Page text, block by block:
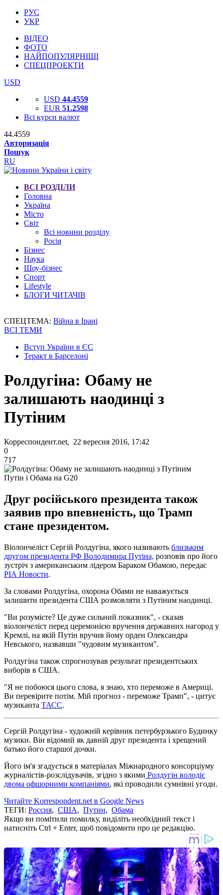
РУС
УКР
ВІДЕО
ФОТО
НАЙПОПУЛЯРНІШІ
СПЕЦПРОЕКТИ
USD
USD 44.4559
EUR 51.2598
Всі курси валют
44.4559
Авторизація
Пошук
RU
ВСІ РОЗДІЛИ
Головна
Україна
Місто
Світ
Всі новини розділу
Росія
Бізнес
Наука
Шоу-бізнес
Спорт
Lifestyle
БЛОГИ ЧИТАЧІВ
СПЕЦТЕМА: Війна в Ірані
ВСІ ТЕМИ
Вступ України в ЄС
Теракт в Барселоні
Ролдугіна: Обаму не
залишають наодинці з
Путіним
Корреспондент.net, 22 вересня 2016, 17:42
0
717
Путін і Обама на G20
Друг російського президента також
заявив про впевненість, що Трамп
стане президентом.
Віолончеліст Сергій Ролдугіна, якого називають близьким
другом президента РФ Володимира Путіна, розповів про його
зустріч з американським лідером Бараком Обамою, передає
РІА Новости.
За словами Ролдугіна, охорона Обами не наважується
залишити президента США розмовляти з Путіним наодинці.
"Ви розумієте? Це дуже сильний показник", - сказав
віолончеліст перед церемонією вручення державних нагород у
Кремлі, на якій Путін вручив йому орден Олександра
Невського, назвавши "чудовим музикантом".
Ролдугіна також спрогнозував результат президентських
виборів в США.
"Я не побоюся цього слова, я знаю, хто переможе в Америці.
Ви перевірите потім. Мій прогноз - переможе Трамп", - цитує
музиканта ТАСС.
Сергій Ролдугіна - художній керівник петербурзького Будинку
музики. Він відомий як давній друг президента і хрещений
батько його старшої дочки.
Його ім'я згадується в матеріалах Міжнародного консорціуму
журналістів-розслідувачів, згідно з якими Ролдугін володіє
двома офшорними компаніями, які проводили сумнівні угоди.
Читайте Korrespondent.net в Google News
ТЕГИ: Россия, США, Путин, Обама
Якщо ви помітили помилку, виділіть необхідний текст і
натисніть Ctrl + Enter, щоб повідомити про це редакцію.